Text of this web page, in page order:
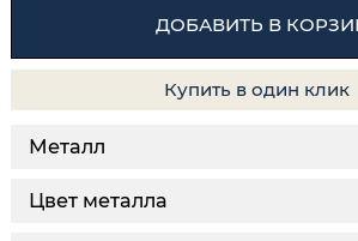
ДОБАВИТЬ В
Купить в один клик
Металл
Цвет металла